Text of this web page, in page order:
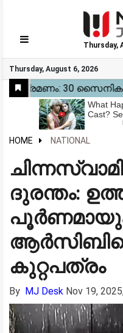
Thursday,
Thursday, August 6, 2026
GO
Home
Kerala
National
Gulf
World
Sports
Movies
Health
Automobile
Travel
Education
Novel
Business
Technology
Webstory
HOME NATIONAL
ദുരന്തം:
കുറ്റപത്രം
By MJ Desk Nov 19,